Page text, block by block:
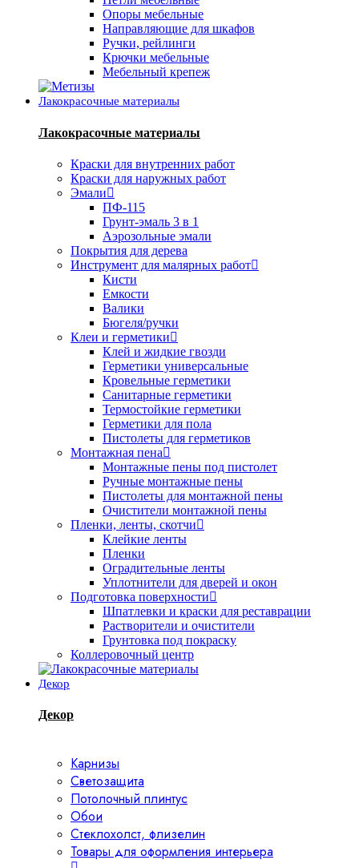
Опоры мебельные
Направляющие для шкафов
Ручки, рейлинги
Крючки мебельные
Мебельный крепеж
Лакокрасочные материалы
Лакокрасочные материалы
Краски для внутренних работ
Краски для наружных работ
Эмали
ПФ-115
Грунт-эмаль 3 в 1
Аэрозольные эмали
Покрытия для дерева
Инструмент для малярных работ
Кисти
Емкости
Валики
Бюгеля/ручки
Клеи и герметики
Клей и жидкие гвозди
Герметики универсальные
Кровельные герметики
Санитарные герметики
Термостойкие герметики
Герметики для пола
Пистолеты для герметиков
Монтажная пена
Монтажные пены под пистолет
Ручные монтажные пены
Пистолеты для монтажной пены
Очистители монтажной пены
Пленки, ленты, скотчи
Клейкие ленты
Пленки
Оградительные ленты
Уплотнители для дверей и окон
Подготовка поверхности
Шпатлевки и краски для реставрации
Растворители и очистители
Грунтовка под покраску
Коллеровочный центр
Декор
Декор
Карнизы
Светозащита
Потолочный плинтус
Обои
Стеклохолст, флизелин
Товары для оформления интерьера